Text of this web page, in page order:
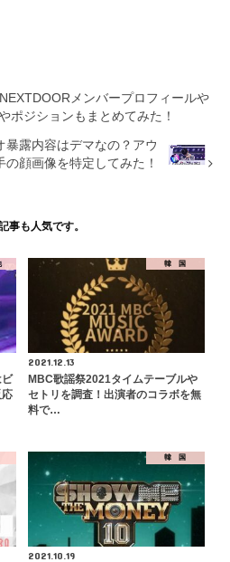
メンバープロフィールや
ポジションもまとめてみた！
暴露内容はデマなの？アウ
の顔画像を特定してみた！
事も人気です。
ビ
応
韓 国
2021.12.13
MBC歌謡祭2021タイムテーブルや
セトリを調査！出演者のコラボを無
料で…
韓 国
2021.10.19